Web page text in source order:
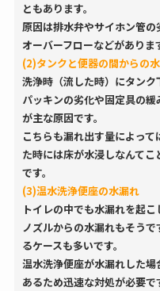
ともあります。
原因は排水弁やサイホン管
オーバーフローなどがありま
(2)タンクと便器の間からの
洗浄時（流した時）にタンク
パッキンの劣化や固定具の
が主な原因です。
こちらも漏れ出す量によっ
た時には床が水浸しなんて
です。
(3)温水洗浄便座の水漏れ
トイレの中でも水漏れを起こ
ノズルからの水漏れもそう
るケースも多いです。
温水洗浄便座が水漏れした
あるため迅速な対処が必要で